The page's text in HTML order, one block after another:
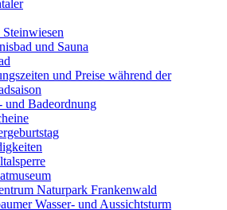
und Sauna
und Preise während der
und Badeordnung
Naturpark Frankenwald
Wasser- und Aussichtsturm